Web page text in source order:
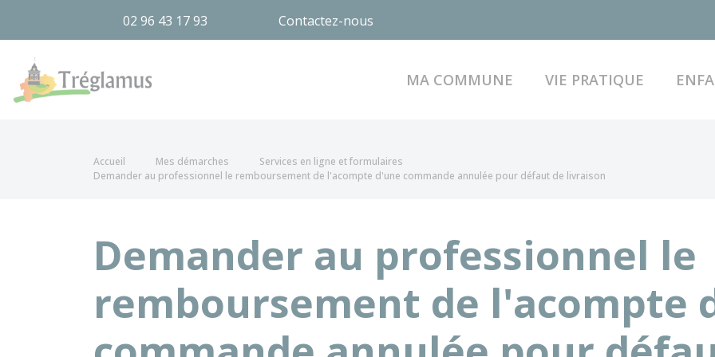
02 96 43 17 93 Contactez-nous
MA COMMUNE VIE PRATIQUE
Accueil Mes démarches
Services en ligne et formulaires
Demander au professionnel le remboursement de l'acompte d'une commande annulée pour défaut de livraison
Demander au professionnel le
remboursement de l'acompte